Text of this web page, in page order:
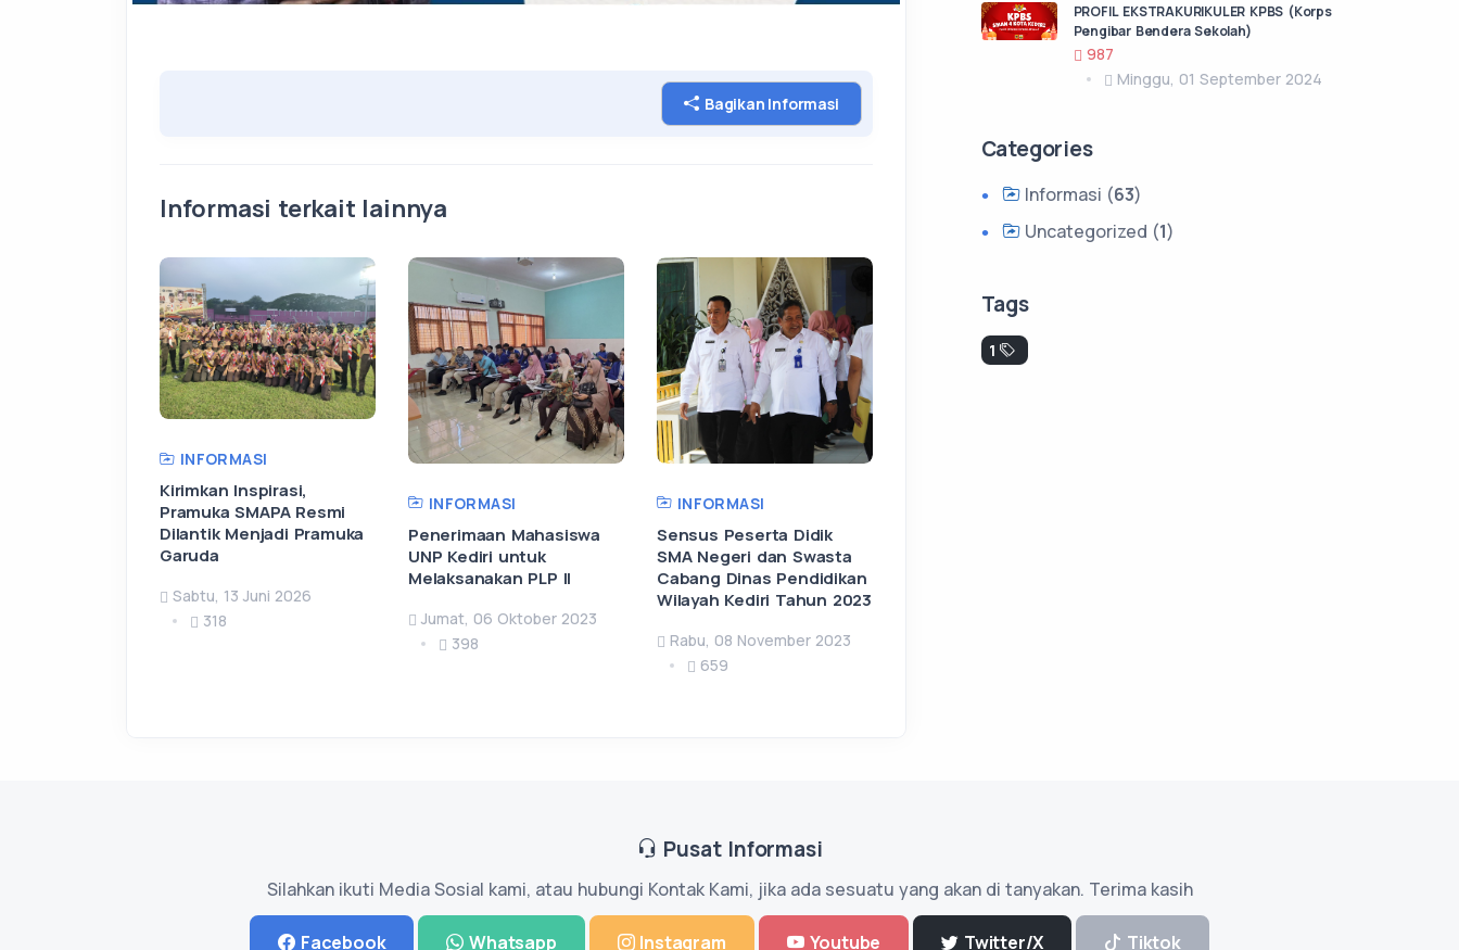
Bagikan Informasi
Informasi terkait lainnya
INFORMASI
Kirimkan Inspirasi,
Pramuka SMAPA Resmi
Dilantik Menjadi Pramuka
Garuda
Sabtu, 13 Juni 2026
318
INFORMASI
Penerimaan Mahasiswa
UNP Kediri untuk
Melaksanakan PLP II
Jumat, 06 Oktober 2023
398
INFORMASI
Sensus Peserta Didik
SMA Negeri dan Swasta
Cabang Dinas Pendidikan
Wilayah Kediri Tahun 2023
Rabu, 08 November 2023
659
PROFIL EKSTRAKURIKULER KPBS (Korps
Pengibar Bendera Sekolah)
987
Minggu, 01 September 2024
Categories
Informasi (63)
Uncategorized (1)
Tags
1
Pusat Informasi
Silahkan ikuti Media Sosial kami, atau hubungi Kontak Kami, jika ada sesuatu yang akan di tanyakan. Terima kasih
Facebook Whatsapp Instagram Youtube Twitter/X Tiktok